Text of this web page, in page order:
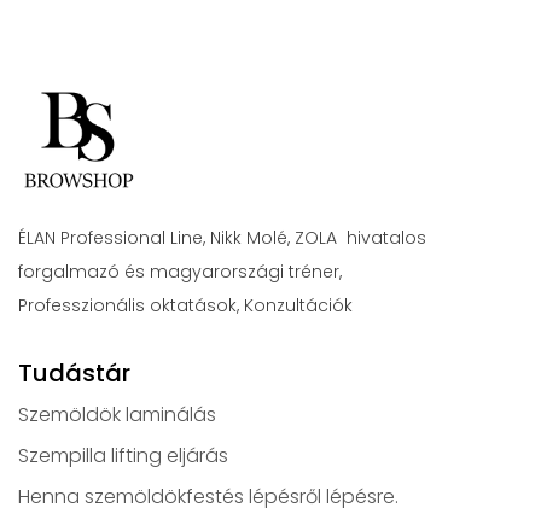
ÉLAN Professional Line, Nikk Molé, ZOLA hivatalos
forgalmazó és magyarországi tréner,
Professzionális oktatások, Konzultációk
Tudástár
Szemöldök laminálás
Szempilla lifting eljárás
Henna szemöldökfestés lépésről lépésre.